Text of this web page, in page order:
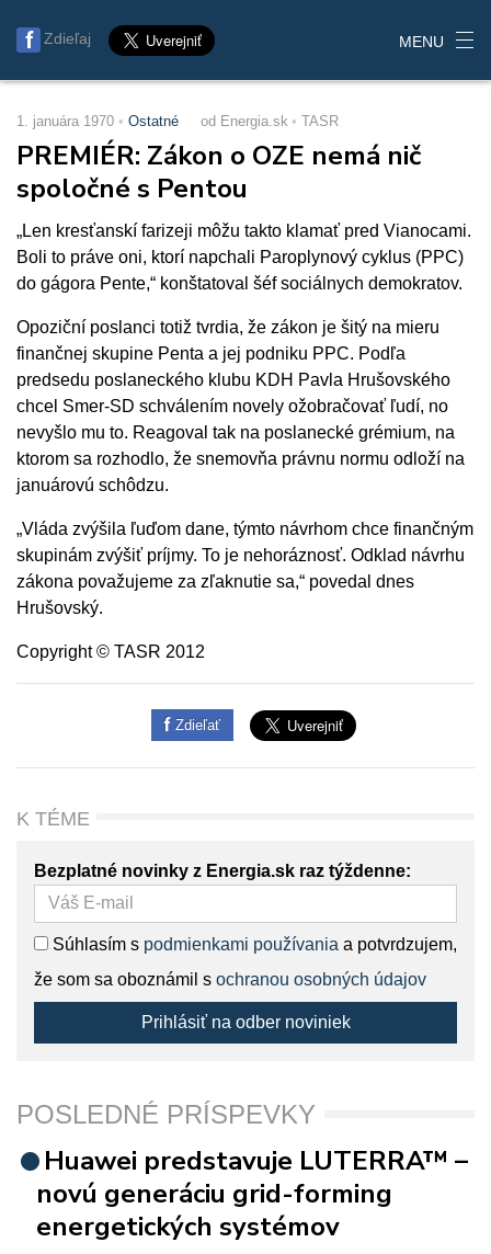
Zdieľaj MENU
1. januára 1970 Ostatné od Energia.sk TASR
PREMIÉR: Zákon o OZE nemá nič
spoločné s Pentou
„Len kresťanskí farizeji môžu takto klamať pred Vianocami.
Boli to práve oni, ktorí napchali Paroplynový cyklus (PPC)
do gágora Pente,“ konštatoval šéf sociálnych demokratov.
Opoziční poslanci totiž tvrdia, že zákon je šitý na mieru
finančnej skupine Penta a jej podniku PPC. Podľa
predsedu poslaneckého klubu KDH Pavla Hrušovského
chcel Smer-SD schválením novely ožobračovať ľudí, no
nevyšlo mu to. Reagoval tak na poslanecké grémium, na
ktorom sa rozhodlo, že snemovňa právnu normu odloží na
januárovú schôdzu.
„Vláda zvýšila ľuďom dane, týmto návrhom chce finančným
skupinám zvýšiť príjmy. To je nehoráznosť. Odklad návrhu
zákona považujeme za zľaknutie sa,“ povedal dnes
Hrušovský.
Copyright © TASR 2012
Zdieľať
K TÉME
Bezplatné novinky z Energia.sk raz týždenne:
Súhlasím s podmienkami používania a potvrdzujem,
že som sa oboznámil s ochranou osobných údajov
Prihlásiť na odber noviniek
POSLEDNÉ PRÍSPEVKY
Huawei predstavuje LUTERRA™ –
novú generáciu grid-forming
energetických systémov